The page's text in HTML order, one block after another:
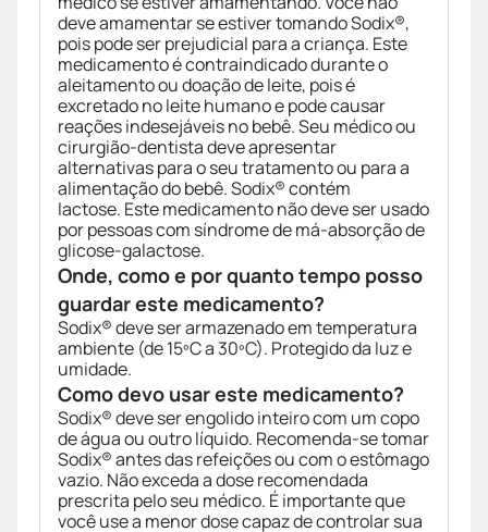
deve amamentar se estiver tomando Sodix®,
pois pode ser prejudicial para a criança. Este
medicamento é contraindicado durante o
aleitamento ou doação de leite, pois é
excretado no leite humano e pode causar
reações indesejáveis no bebê. Seu médico ou
cirurgião-dentista deve apresentar
alternativas para o seu tratamento ou para a
alimentação do bebê. Sodix® contém
lactose. Este medicamento não deve ser usado
por pessoas com síndrome de má-absorção de
glicose-galactose.
Onde, como e por quanto tempo posso
guardar este medicamento?
Sodix® deve ser armazenado em temperatura
ambiente (de 15ºC a 30ºC). Protegido da luz e
umidade.
Como devo usar este medicamento?
Sodix® deve ser engolido inteiro com um copo
de água ou outro líquido. Recomenda-se tomar
Sodix® antes das refeições ou com o estômago
vazio. Não exceda a dose recomendada
prescrita pelo seu médico. É importante que
você use a menor dose capaz de controlar sua